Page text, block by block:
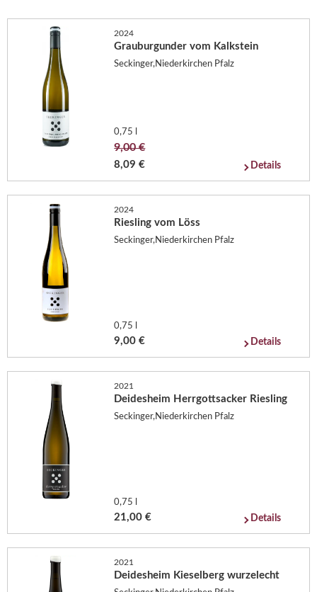
2024
Grauburgunder vom Kalkstein
Seckinger,Niederkirchen Pfalz
0,75 l
9,00 €
8,09 € Details
2024
Riesling vom Löss
Seckinger,Niederkirchen Pfalz
0,75 l
9,00 € Details
2021
Deidesheim Herrgottsacker Riesling
Seckinger,Niederkirchen Pfalz
0,75 l
21,00 € Details
2021
Deidesheim Kieselberg wurzelecht